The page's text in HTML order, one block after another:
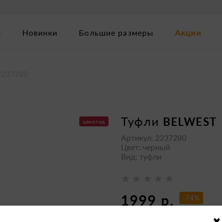
Новинки Большие размеры Акции
ценопад туфли BELWEST
Артикул: 2237280
Цвет: черный
Вид: туфли
1999 р. -74%